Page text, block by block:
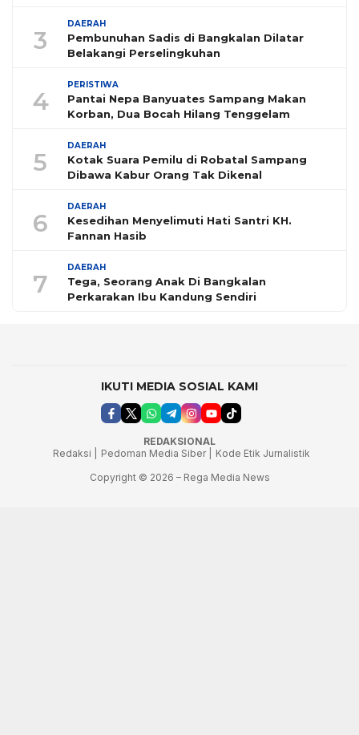
3
DAERAH
Pembunuhan Sadis di Bangkalan Dilatar
Belakangi Perselingkuhan
4
PERISTIWA
Pantai Nepa Banyuates Sampang Makan
Korban, Dua Bocah Hilang Tenggelam
5
DAERAH
Kotak Suara Pemilu di Robatal Sampang
Dibawa Kabur Orang Tak Dikenal
6
DAERAH
Kesedihan Menyelimuti Hati Santri KH.
Fannan Hasib
7
DAERAH
Tega, Seorang Anak Di Bangkalan
Perkarakan Ibu Kandung Sendiri
IKUTI MEDIA SOSIAL KAMI
REDAKSIONAL
Redaksi |
Pedoman Media Siber |
Kode Etik Jurnalistik
Copyright © 2026 – Rega Media News